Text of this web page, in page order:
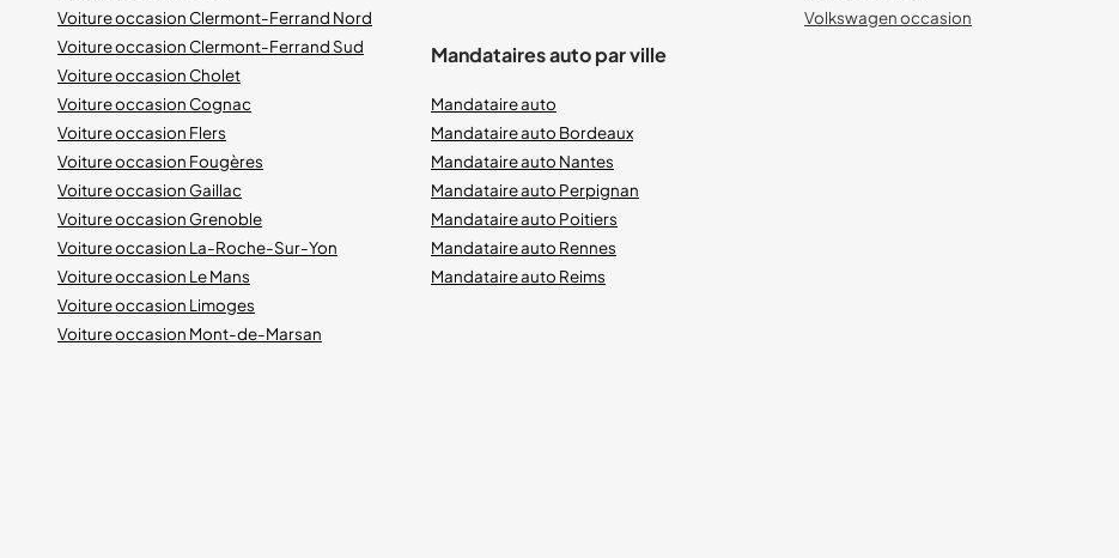
Voiture occasion Clermont-Ferrand Nord
Voiture occasion Clermont-Ferrand Sud
Voiture occasion Cholet
Voiture occasion Cognac
Voiture occasion Flers
Voiture occasion Fougères
Voiture occasion Gaillac
Voiture occasion Grenoble
Voiture occasion La-Roche-Sur-Yon
Voiture occasion Le Mans
Voiture occasion Limoges
Voiture occasion Mont-de-Marsan
Mandataires auto par ville
Mandataire auto
Mandataire auto Bordeaux
Mandataire auto Nantes
Mandataire auto Perpignan
Mandataire auto Poitiers
Mandataire auto Rennes
Mandataire auto Reims
Volkswagen occasion